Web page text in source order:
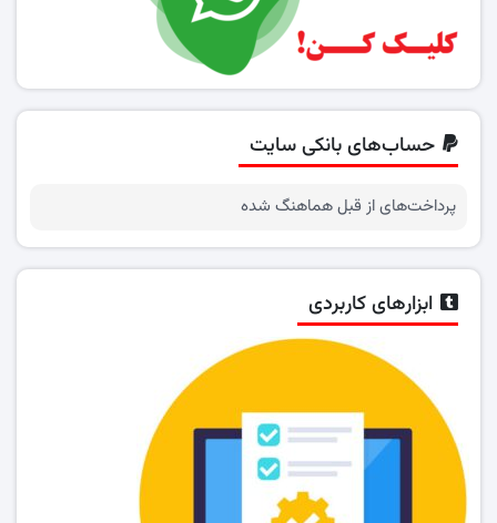
حساب‌های بانکی سایت
پرداخت‌های از قبل هماهنگ شده
ابزارهای کاربردی